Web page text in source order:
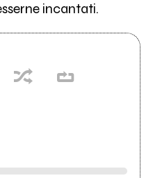
incantati.